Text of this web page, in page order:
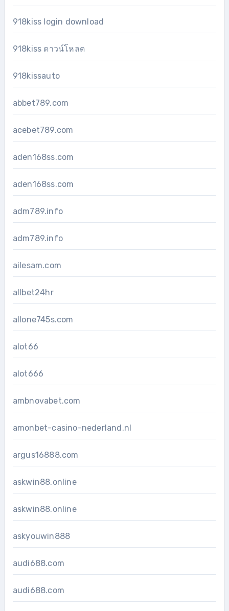
918kiss login download
918kiss ดาวน์โหลด
918kissauto
abbet789.com
acebet789.com
aden168ss.com
aden168ss.com
adm789.info
adm789.info
ailesam.com
allbet24hr
allone745s.com
alot66
alot666
ambnovabet.com
amonbet-casino-nederland.nl
argus16888.com
askwin88.online
askwin88.online
askyouwin888
audi688.com
audi688.com